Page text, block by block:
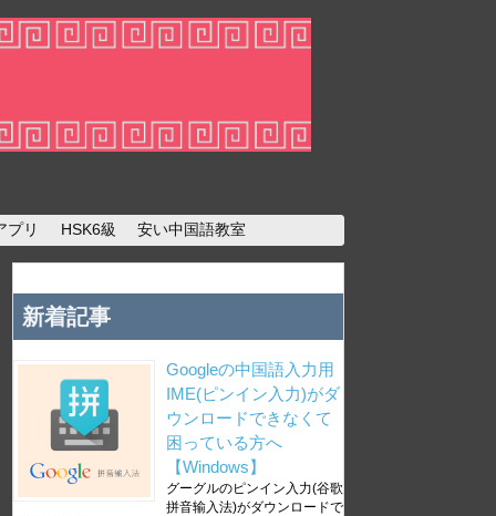
プリ HSK6級 安い中国語教室
新着記事
Googleの中国語入力用
IME(ピンイン入力)がダ
ウンロードできなくて
困っている方へ
【Windows】
グーグルのピンイン入力(谷歌
拼音输入法)がダウンロードで